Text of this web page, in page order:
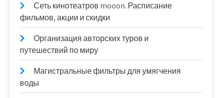
Сеть кинотеатров mooon. Расписание
фильмов, акции и скидки
Организация авторских туров и
путешествий по миру
Магистральные фильтры для умягчения
воды